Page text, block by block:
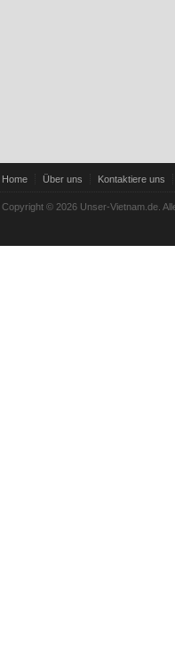
Home Über uns Kontaktiere uns
Copyright © 2026 Unser-Vietnam.de.